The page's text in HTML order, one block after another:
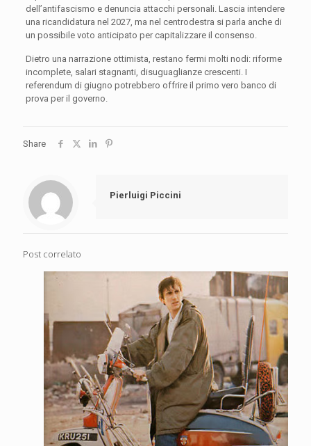
dell’antifascismo e denuncia attacchi personali. Lascia intendere
una ricandidatura nel 2027, ma nel centrodestra si parla anche di
un possibile voto anticipato per capitalizzare il consenso.
Dietro una narrazione ottimista, restano fermi molti nodi: riforme
incomplete, salari stagnanti, disuguaglianze crescenti. I
referendum di giugno potrebbero offrire il primo vero banco di
prova per il governo.
Share
Pierluigi Piccini
Post correlato